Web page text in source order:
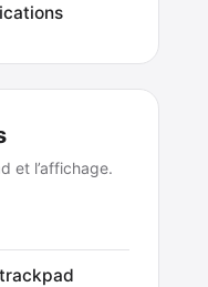
et l’affichage.